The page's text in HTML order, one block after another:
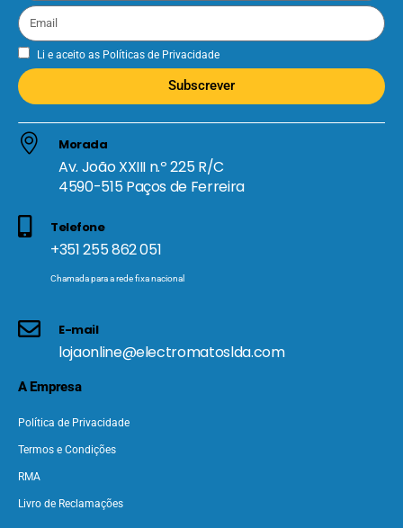
Li e aceito as Políticas de Privacidade
Subscrever
Morada
Av. João XXIII n.º 225 R/C
4590-515 Paços de Ferreira
Telefone
+351 255 862 051
Chamada para a rede fixa nacional
E-mail
lojaonline@electromatoslda.com
A Empresa
Política de Privacidade
Termos e Condições
RMA
Livro de Reclamações